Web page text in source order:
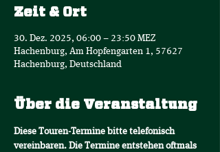
Zeit & Ort
30. Dez. 2025, 06:00 – 23:50 MEZ
Hachenburg, Am Hopfengarten 1, 57627
Hachenburg, Deutschland
Über die Veranstaltung
Diese Touren-Termine bitte telefonisch
vereinbaren. Die Termine entstehen oftmals